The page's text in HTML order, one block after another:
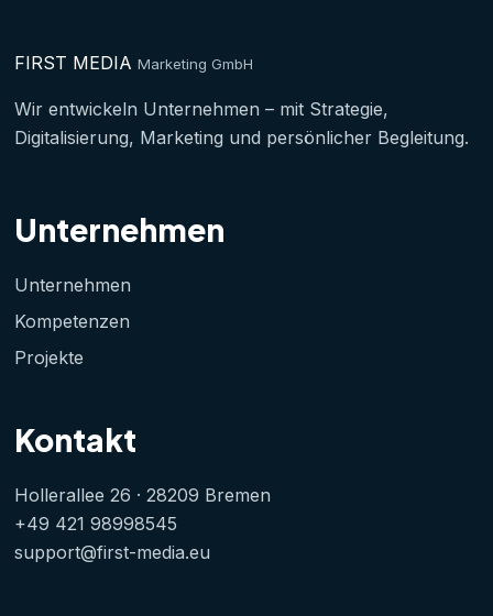
FIRST MEDIA Marketing GmbH
Wir entwickeln Unternehmen – mit Strategie,
Digitalisierung, Marketing und persönlicher Begleitung.
Unternehmen
Unternehmen
Kompetenzen
Projekte
Kontakt
Hollerallee 26 · 28209 Bremen
+49 421 98998545
support@first-media.eu